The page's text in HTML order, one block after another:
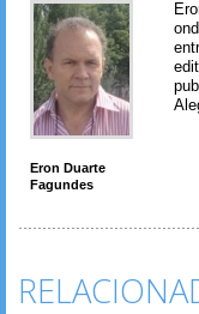
Eron Duarte
Fagundes